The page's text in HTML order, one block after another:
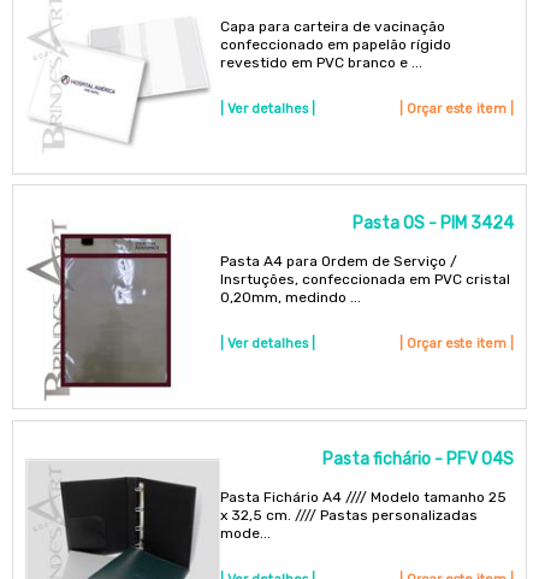
Capa para carteira de vacinação
confeccionado em papelão rígido
revestido em PVC branco e ...
| Ver detalhes | | Orçar este item |
Pasta OS - PIM 3424
Pasta A4 para Ordem de Serviço /
Insrtuções, confeccionada em PVC cristal
0,20mm, medindo ...
| Ver detalhes | | Orçar este item |
Pasta fichário - PFV 04S
Pasta Fichário A4 //// Modelo tamanho 25
x 32,5 cm. //// Pastas personalizadas
mode...